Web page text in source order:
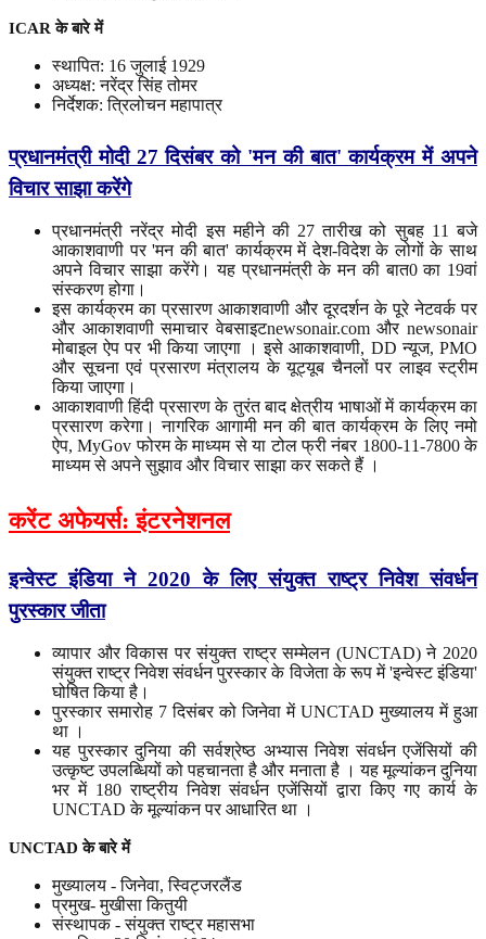
ICAR के बारे में
स्थापित: 16 जुलाई 1929
अध्यक्ष: नरेंद्र सिंह तोमर
निर्देशक: त्रिलोचन महापात्र
प्रधानमंत्री मोदी 27 दिसंबर को 'मन की बात' कार्यक्रम में अपने
विचार साझा करेंगे
प्रधानमंत्री नरेंद्र मोदी इस महीने की 27 तारीख को सुबह 11 बजे
आकाशवाणी पर 'मन की बात' कार्यक्रम में देश-विदेश के लोगों के साथ
अपने विचार साझा करेंगे। यह प्रधानमंत्री के मन की बात0 का 19वां
संस्करण होगा।
इस कार्यक्रम का प्रसारण आकाशवाणी और दूरदर्शन के पूरे नेटवर्क पर
और आकाशवाणी समाचार वेबसाइटnewsonair.com और newsonair
मोबाइल ऐप पर भी किया जाएगा । इसे आकाशवाणी, DD न्यूज, PMO
और सूचना एवं प्रसारण मंत्रालय के यूट्यूब चैनलों पर लाइव स्ट्रीम
किया जाएगा।
आकाशवाणी हिंदी प्रसारण के तुरंत बाद क्षेत्रीय भाषाओं में कार्यक्रम का
प्रसारण करेगा। नागरिक आगामी मन की बात कार्यक्रम के लिए नमो
ऐप, MyGov फोरम के माध्यम से या टोल फ्री नंबर 1800-11-7800 के
माध्यम से अपने सुझाव और विचार साझा कर सकते हैं ।
करेंट अफेयर्स: इंटरनेशनल
इन्वेस्ट इंडिया ने 2020 के लिए संयुक्त राष्ट्र निवेश संवर्धन
पुरस्कार जीता
व्यापार और विकास पर संयुक्त राष्ट्र सम्मेलन (UNCTAD) ने 2020
संयुक्त राष्ट्र निवेश संवर्धन पुरस्कार के विजेता के रूप में 'इन्वेस्ट इंडिया'
घोषित किया है।
पुरस्कार समारोह 7 दिसंबर को जिनेवा में UNCTAD मुख्यालय में हुआ
था ।
यह पुरस्कार दुनिया की सर्वश्रेष्ठ अभ्यास निवेश संवर्धन एजेंसियों की
उत्कृष्ट उपलब्धियों को पहचानता है और मनाता है । यह मूल्यांकन दुनिया
भर में 180 राष्ट्रीय निवेश संवर्धन एजेंसियों द्वारा किए गए कार्य के
UNCTAD के मूल्यांकन पर आधारित था ।
UNCTAD के बारे में
मुख्यालय - जिनेवा, स्विट्जरलैंड
प्रमुख- मुखीसा कितुयी
संस्थापक - संयुक्त राष्ट्र महासभा